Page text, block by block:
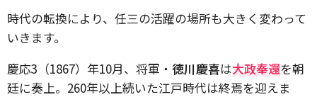
時代の転換により、任三の活躍の場所も大きく変わって
いきます。
慶応3 （1867）年10月、将軍・ 徳川慶喜は大政奉還を朝
廷に奏上。 260年以上続いた江戸時代は終焉を迎えま